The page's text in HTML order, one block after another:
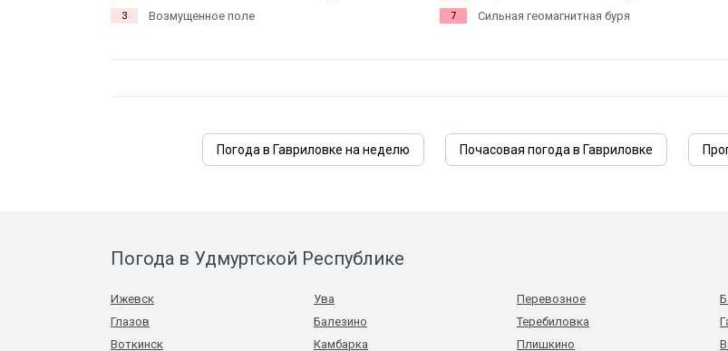
3 Возмущенное поле 7 Сильная геомагнитная буря
Погода в Гавриловке на неделю Почасовая погода в Гавриловке
Погода в Удмуртской Республике
Ижевск
Глазов
Воткинск
Ува
Балезино
Камбарка
Перевозное
Теребиловка
Плишкино